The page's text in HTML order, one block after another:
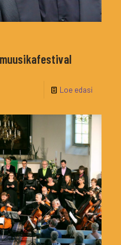
muusikafestival
Loe edasi